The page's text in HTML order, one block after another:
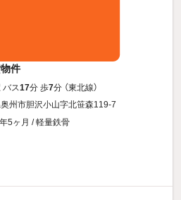
件
バス17分 歩7分 （東北線）
州市胆沢小山字北笹森119-7
5ヶ月 / 軽量鉄骨